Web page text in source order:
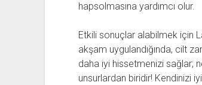
hapsolmasına yardımcı olur.
Etkili sonuçlar alabilmek için
akşam uygulandığında, cilt
daha iyi hissetmenizi sağlar;
unsurlardan biridir! Kendinizi